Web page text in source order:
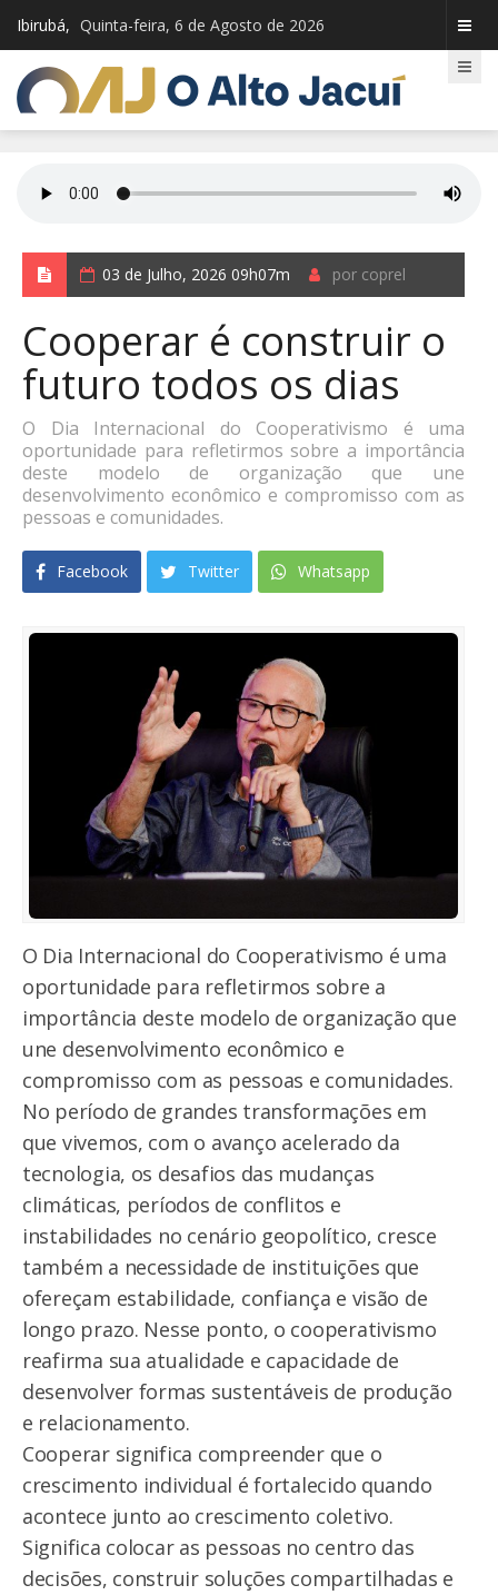
Ibirubá, Quinta-feira, 6 de Agosto de 2026
03 de Julho, 2026 09h07m por coprel
Cooperar é construir o
futuro todos os dias
O Dia Internacional do Cooperativismo é uma
oportunidade para refletirmos sobre a importância
deste modelo de organização que une
desenvolvimento econômico e compromisso com as
pessoas e comunidades.
Facebook Twitter Whatsapp
O Dia Internacional do Cooperativismo é uma
oportunidade para refletirmos sobre a
importância deste modelo de organização que
une desenvolvimento econômico e
compromisso com as pessoas e comunidades.
No período de grandes transformações em
que vivemos, com o avanço acelerado da
tecnologia, os desafios das mudanças
climáticas, períodos de conflitos e
instabilidades no cenário geopolítico, cresce
também a necessidade de instituições que
ofereçam estabilidade, confiança e visão de
longo prazo. Nesse ponto, o cooperativismo
reafirma sua atualidade e capacidade de
desenvolver formas sustentáveis de produção
e relacionamento.
Cooperar significa compreender que o
crescimento individual é fortalecido quando
acontece junto ao crescimento coletivo.
Significa colocar as pessoas no centro das
decisões, construir soluções compartilhadas e